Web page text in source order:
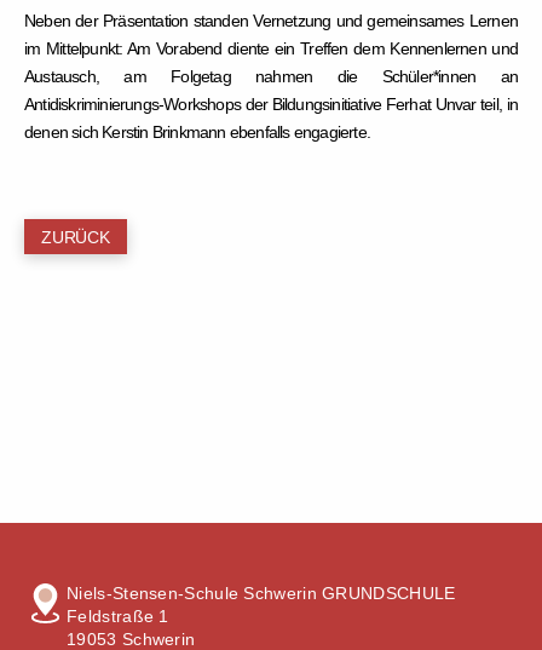
Neben der Präsentation standen Vernetzung und gemeinsames Lernen
im Mittelpunkt: Am Vorabend diente ein Treffen dem Kennenlernen und
Austausch, am Folgetag nahmen die Schüler*innen an
Antidiskriminierungs-Workshops der Bildungsinitiative Ferhat Unvar teil, in
denen sich Kerstin Brinkmann ebenfalls engagierte.
ZURÜCK
Niels-Stensen-Schule Schwerin GRUNDSCHULE
Feldstraße 1
19053 Schwerin